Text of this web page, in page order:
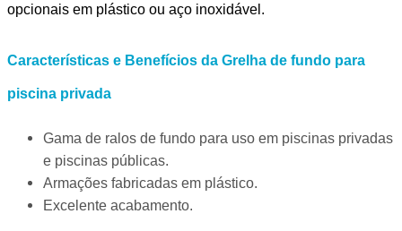
opcionais em plástico ou aço inoxidável.
Características e Benefícios da Grelha de fundo para
piscina privada
Gama de ralos de fundo para uso em piscinas privadas
e piscinas públicas.
Armações fabricadas em plástico.
Excelente acabamento.